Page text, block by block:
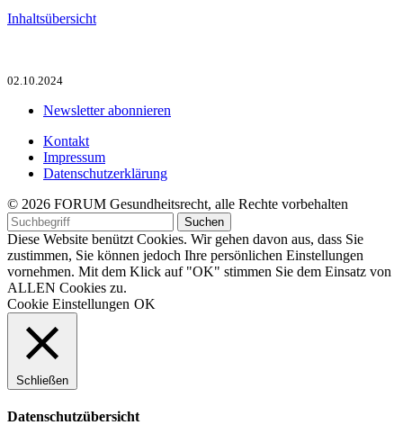
Inhaltsübersicht
02.10.2024
Newsletter abonnieren
Kontakt
Impressum
Datenschutzerklärung
© 2026 FORUM Gesundheitsrecht, alle Rechte vorbehalten
Diese Website benützt Cookies. Wir gehen davon aus, dass Sie
zustimmen, Sie können jedoch Ihre persönlichen Einstellungen
vornehmen. Mit dem Klick auf "OK" stimmen Sie dem Einsatz von
ALLEN Cookies zu.
Cookie Einstellungen OK
Schließen
Datenschutzübersicht